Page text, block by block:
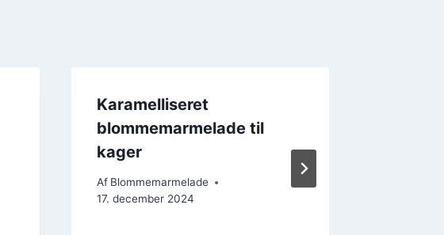
Karamelliseret
blommemarmelade til
kager
Af Blommemarmelade
17. december 2024